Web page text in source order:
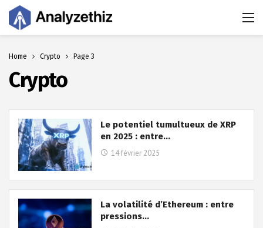
Home Crypto Page 3
Crypto
Le potentiel tumultueux de XRP
en 2025 : entre…
14 février 2025
La volatilité d’Ethereum : entre
pressions…